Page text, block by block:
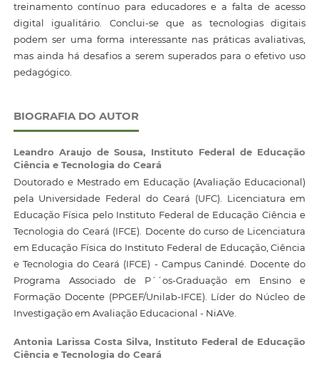
treinamento contínuo para educadores e a falta de acesso
digital igualitário. Conclui-se que as tecnologias digitais
podem ser uma forma interessante nas práticas avaliativas,
mas ainda há desafios a serem superados para o efetivo uso
pedagógico.
BIOGRAFIA DO AUTOR
Leandro Araujo de Sousa, Instituto Federal de Educação
Ciência e Tecnologia do Ceará
Doutorado e Mestrado em Educação (Avaliação Educacional)
pela Universidade Federal do Ceará (UFC). Licenciatura em
Educação Física pelo Instituto Federal de Educação Ciência e
Tecnologia do Ceará (IFCE). Docente do curso de Licenciatura
em Educação Física do Instituto Federal de Educação, Ciência
e Tecnologia do Ceará (IFCE) - Campus Canindé. Docente do
Programa Associado de P´´os-Graduação em Ensino e
Formação Docente (PPGEF/Unilab-IFCE). Líder do Núcleo de
Investigação em Avaliação Educacional - NiAVe.
Antonia Larissa Costa Silva, Instituto Federal de Educação
Ciência e Tecnologia do Ceará